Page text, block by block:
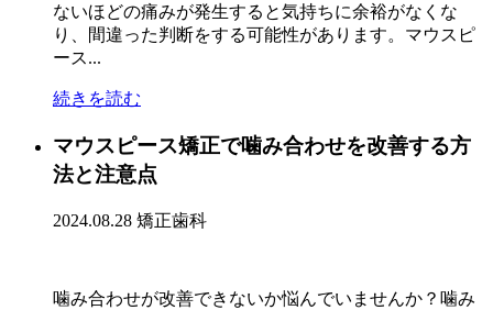
ないほどの痛みが発生すると気持ちに余裕がなくな
り、間違った判断をする可能性があります。マウスピ
ース...
続きを読む
マウスピース矯正で噛み合わせを改善する方
法と注意点
2024.08.28 矯正歯科
噛み合わせが改善できないか悩んでいませんか？噛み